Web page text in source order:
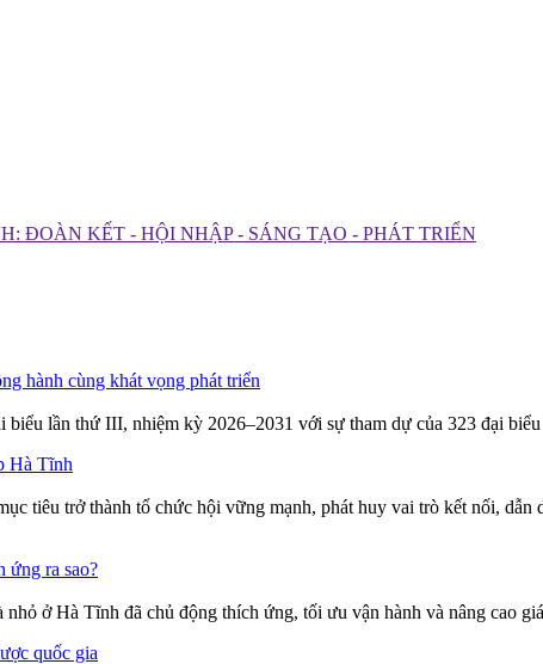
ĐOÀN KẾT - HỘI NHẬP - SÁNG TẠO - PHÁT TRIỂN
hành cùng khát vọng phát triển
lần thứ III, nhiệm kỳ 2026–2031 với sự tham dự của 323 đại
Hà Tĩnh
tiêu trở thành tổ chức hội vững mạnh, phát huy vai trò kết nối, dẫn
ứng ra sao?
ở Hà Tĩnh đã chủ động thích ứng, tối ưu vận hành và nâng cao
quốc gia